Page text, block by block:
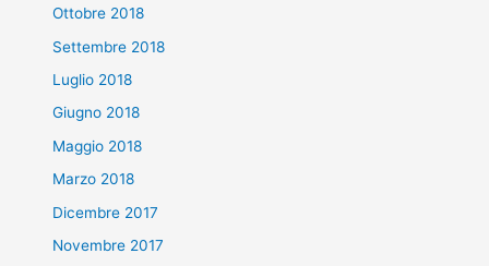
Ottobre 2018
Settembre 2018
Luglio 2018
Giugno 2018
Maggio 2018
Marzo 2018
Dicembre 2017
Novembre 2017